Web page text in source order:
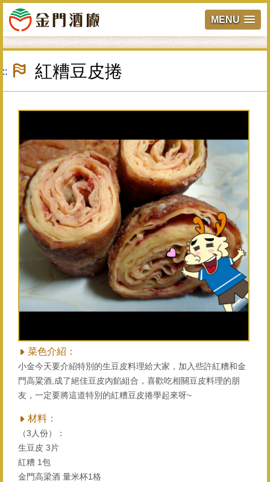
MENU
跳
主
::: 紅糟豆皮捲
菜色介紹：
小金今天要介紹特別的生豆皮料理給大家，加入些許紅糟和金
門高粱酒,成了絕佳豆皮內餡組合，喜歡吃相關豆皮料理的朋
友，一定要將這道特別的紅糟豆皮捲學起來呀~
材料：
（3人份）：
生豆皮 3片
紅糟 1包
金門高梁酒 量米杯1格